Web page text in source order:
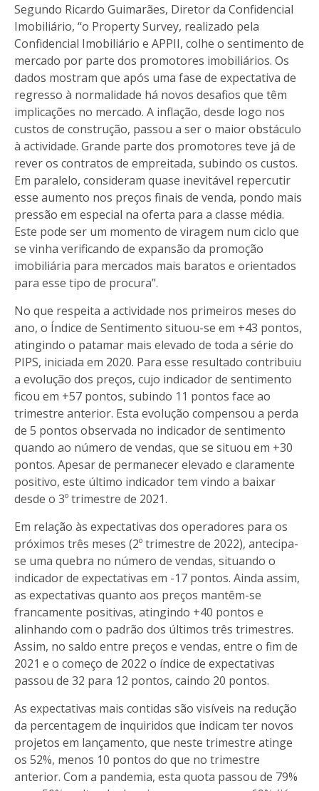
Segundo Ricardo Guimarães, Diretor da Confidencial
Imobiliário, “o Property Survey, realizado pela
Confidencial Imobiliário e APPII, colhe o sentimento de
mercado por parte dos promotores imobiliários. Os
dados mostram que após uma fase de expectativa de
regresso à normalidade há novos desafios que têm
implicações no mercado. A inflação, desde logo nos
custos de construção, passou a ser o maior obstáculo
à actividade. Grande parte dos promotores teve já de
rever os contratos de empreitada, subindo os custos.
Em paralelo, consideram quase inevitável repercutir
esse aumento nos preços finais de venda, pondo mais
pressão em especial na oferta para a classe média.
Este pode ser um momento de viragem num ciclo que
se vinha verificando de expansão da promoção
imobiliária para mercados mais baratos e orientados
para esse tipo de procura”.
No que respeita a actividade nos primeiros meses do
ano, o Índice de Sentimento situou-se em +43 pontos,
atingindo o patamar mais elevado de toda a série do
PIPS, iniciada em 2020. Para esse resultado contribuiu
a evolução dos preços, cujo indicador de sentimento
ficou em +57 pontos, subindo 11 pontos face ao
trimestre anterior. Esta evolução compensou a perda
de 5 pontos observada no indicador de sentimento
quando ao número de vendas, que se situou em +30
pontos. Apesar de permanecer elevado e claramente
positivo, este último indicador tem vindo a baixar
desde o 3º trimestre de 2021.
Em relação às expectativas dos operadores para os
próximos três meses (2º trimestre de 2022), antecipa-
se uma quebra no número de vendas, situando o
indicador de expectativas em -17 pontos. Ainda assim,
as expectativas quanto aos preços mantêm-se
francamente positivas, atingindo +40 pontos e
alinhando com o padrão dos últimos três trimestres.
Assim, no saldo entre preços e vendas, entre o fim de
2021 e o começo de 2022 o índice de expectativas
passou de 32 para 12 pontos, caindo 20 pontos.
As expectativas mais contidas são visíveis na redução
da percentagem de inquiridos que indicam ter novos
projetos em lançamento, que neste trimestre atinge
os 52%, menos 10 pontos do que no trimestre
anterior. Com a pandemia, esta quota passou de 79%